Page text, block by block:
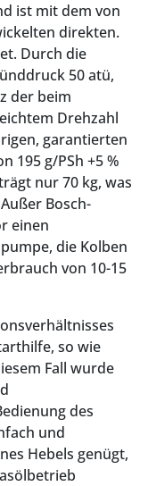
ist mit dem von
direkten.
Durch die
50 atü,
der beim
Drehzahl
garantierten
195 g/PSh +5 %
nur 70 kg, was
Bosch-
einen
die Kolben
von 10-15
so wie
Fall wurde
des
und
Hebels genügt,